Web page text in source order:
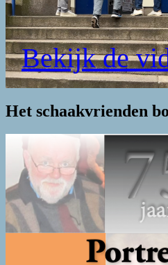
Bekijk de
Het schaakvrienden